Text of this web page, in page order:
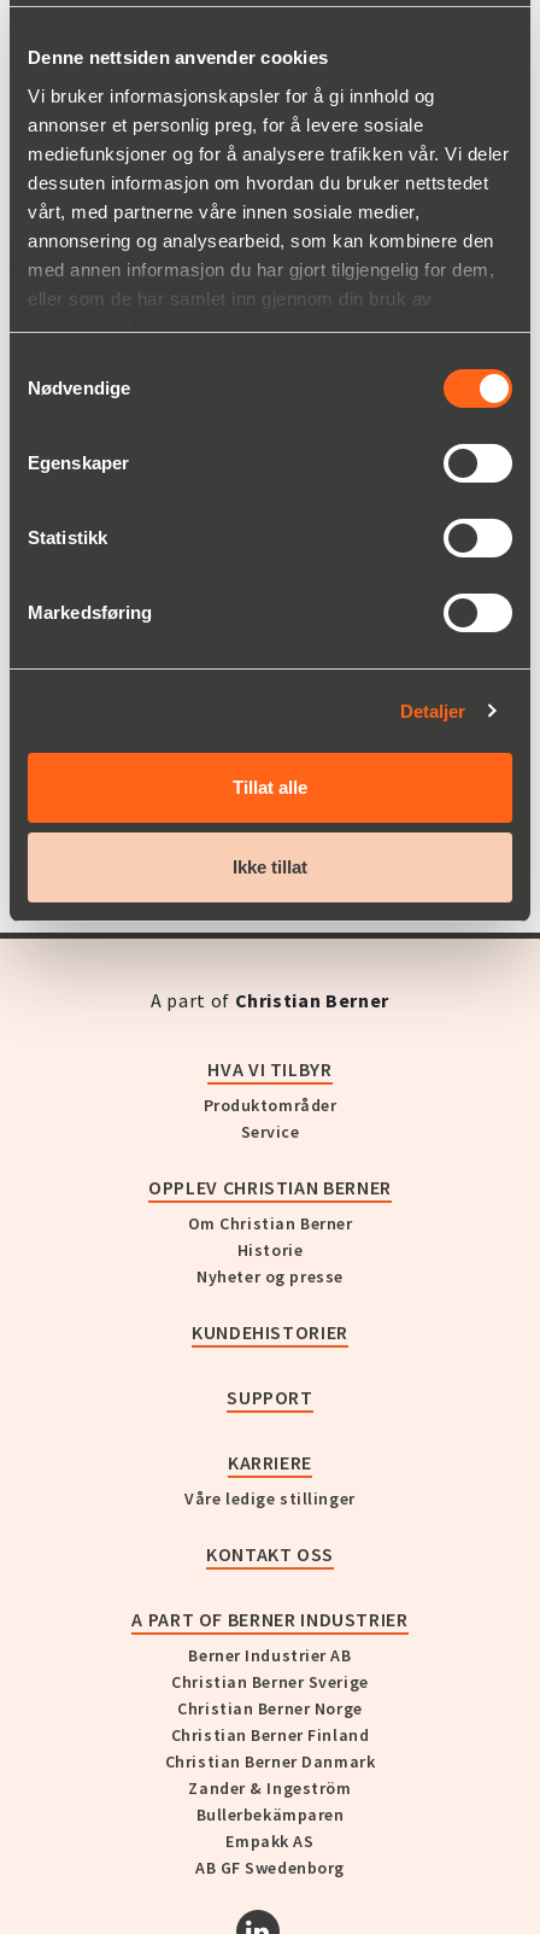
Denne nettsiden anvender cookies
Vi bruker informasjonskapsler for å gi innhold og
annonser et personlig preg, for å levere sosiale
mediefunksjoner og for å analysere trafikken vår. Vi deler
dessuten informasjon om hvordan du bruker nettstedet
vårt, med partnerne våre innen sosiale medier,
annonsering og analysearbeid, som kan kombinere den
med annen informasjon du har gjort tilgjengelig for dem,
eller som de har samlet inn gjennom din bruk av
tjenestene deres.
Nødvendige
Egenskaper
Statistikk
Markedsføring
Detaljer
Tillat alle
Ikke tillat
KONTAKT OSS FOR MER INFORMASJON:
Rune Vieskar
Produktsjef, Miljøteknikk
90 53 63 33
dataregistrering, alarmutgang.
prøvetakingsrør og 1,5 meter avløpsrør.
Deler for våt kontakt: PC, PVC, SS316,
A part of Christian Berner
HVA VI TILBYR
Produktområder
Service
OPPLEV CHRISTIAN BERNER
Om Christian Berner
Historie
Nyheter og presse
KUNDEHISTORIER
SUPPORT
KARRIERE
Våre ledige stillinger
KONTAKT OSS
A PART OF BERNER INDUSTRIER
Berner Industrier AB
Christian Berner Sverige
Christian Berner Norge
Christian Berner Finland
Christian Berner Danmark
Zander & Ingeström
Bullerbekämparen
Empakk AS
AB GF Swedenborg